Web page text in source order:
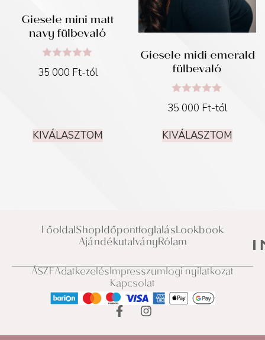
Giesele mini matt
navy fülbevaló
5.00
35 000 Ft-tól
KIVÁLASZTOM
Giesele midi emerald
fülbevaló
5.00
35 000 Ft-tól
KIVÁLASZTOM
FőoldalShopIdőpontfoglalásLookbook
AjándékutalványRólam
ÁSZFAdatkezelésImpresszumJogi nyilatkozat
Kapcsolat